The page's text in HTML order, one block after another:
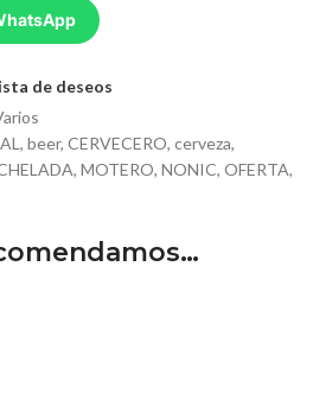
de deseos
, beer, CERVECERO, cerveza,
, MOTERO, NONIC, OFERTA,